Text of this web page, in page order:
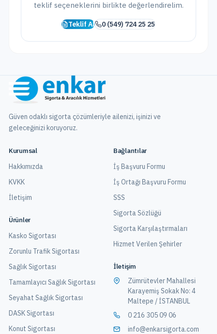
teklif seçeneklerini birlikte değerlendirelim.
Teklif Al 0 (549) 724 25 25
Güven odaklı sigorta çözümleriyle ailenizi, işinizi ve
geleceğinizi koruyoruz.
Kurumsal
Hakkımızda
KVKK
İletişim
Ürünler
Kasko Sigortası
Zorunlu Trafik Sigortası
Sağlık Sigortası
Tamamlayıcı Sağlık Sigortası
Seyahat Sağlık Sigortası
DASK Sigortası
Konut Sigortası
Bağlantılar
İş Başvuru Formu
İş Ortağı Başvuru Formu
SSS
Sigorta Sözlüğü
Sigorta Karşılaştırmaları
Hizmet Verilen Şehirler
İletişim
Zümrütevler Mahallesi
Karayemiş Sokak No: 4
Maltepe / İSTANBUL
0 216 305 09 06
info@enkarsigorta.com